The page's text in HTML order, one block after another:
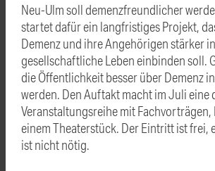
Neu-Ulm soll demenzfreundlicher
startet dafür ein langfristiges Projekt,
Demenz und ihre Angehörigen stärker
gesellschaftliche Leben einbinden soll.
die Öffentlichkeit besser über Demenz
werden. Den Auftakt macht im Juli eine
Veranstaltungsreihe mit Fachvorträgen,
einem Theaterstück. Der Eintritt ist frei,
ist nicht nötig.